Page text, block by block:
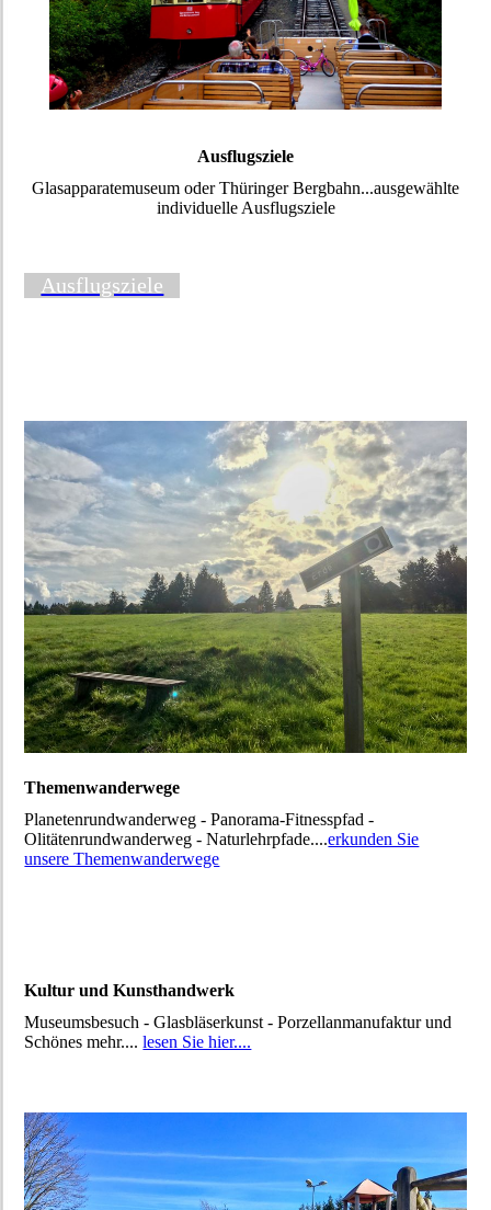
Ausflugsziele
Glasapparatemuseum oder Thüringer Bergbahn...ausgewählte
individuelle Ausflugsziele
Ausflugsziele
Themenwanderwege
Planetenrundwanderweg - Panorama-Fitnesspfad -
Olitätenrundwanderweg - Naturlehrpfade....erkunden Sie
unsere Themenwanderwege
Kultur und Kunsthandwerk
Museumsbesuch - Glasbläserkunst - Porzellanmanufaktur und
Schönes mehr....lesen Sie hier....